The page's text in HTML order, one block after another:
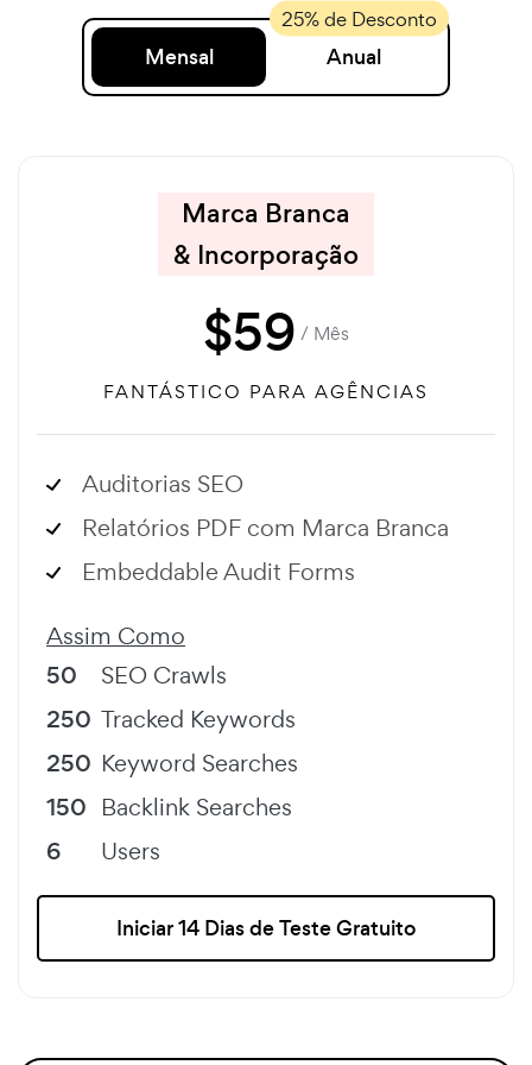
Mensal Anual
Marca Branca
& Incorporação
$59 / Mês
FANTÁSTICO PARA AGÊNCIAS
Auditorias SEO
Relatórios PDF com Marca Branca
Embeddable Audit Forms
Assim Como
50 SEO Crawls
250 Tracked Keywords
250 Keyword Searches
150 Backlink Searches
6 Users
Iniciar 14 Dias de Teste Gratuito